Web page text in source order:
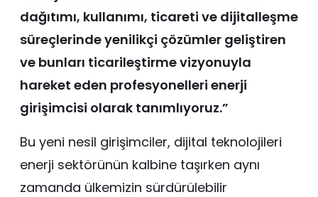
dağıtımı, kullanımı, ticareti ve dijitalleşme
süreçlerinde yenilikçi çözümler geliştiren
ve bunları ticarileştirme vizyonuyla
hareket eden profesyonelleri enerji
girişimcisi olarak tanımlıyoruz.”
Bu yeni nesil girişimciler, dijital teknolojileri
enerji sektörünün kalbine taşırken aynı
zamanda ülkemizin sürdürülebilir